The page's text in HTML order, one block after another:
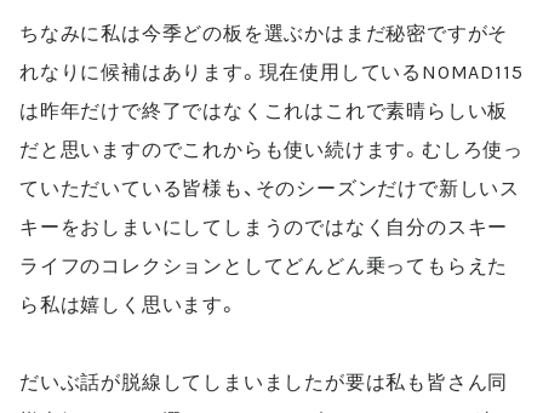
ちなみに私は今季どの板を選ぶかはまだ秘密ですがそ
れなりに候補はあります。現在使用しているNOMAD115
は昨年だけで終了ではなくこれはこれで素晴らしい板
だと思いますのでこれからも使い続けます。むしろ使っ
ていただいている皆様も、そのシーズンだけで新しいス
キーをおしまいにしてしまうのではなく自分のスキー
ライフのコレクションとしてどんどん乗ってもらえた
ら私は嬉しく思います。
だいぶ話が脱線してしまいましたが要は私も皆さん同